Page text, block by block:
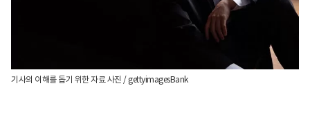
기사의 이해를 돕기 위한 자료 사진 / gettyimagesBank